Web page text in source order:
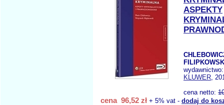
ASPEKTY
KLUWER,
cena netto:
cena 96,52 zł + 5% vat - dodaj do